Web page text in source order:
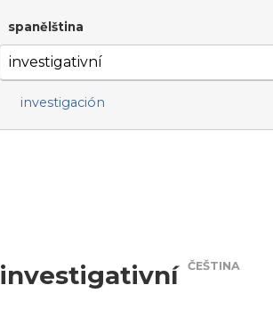
spanělština
investigación
investigativní ČEŠTINA